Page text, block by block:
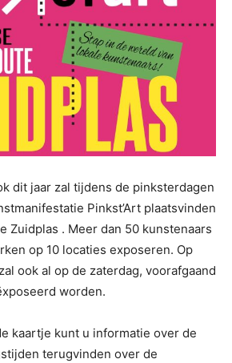
dit jaar zal tijdens de pinksterdagen
Pinkst’Art plaatsvinden
Zuidplas . Meer dan 50 kunstenaars
op 10 locaties exposeren. Op
ook al op de zaterdag, voorafgaand
worden.
kaartje kunt u informatie over de
terugvinden over de